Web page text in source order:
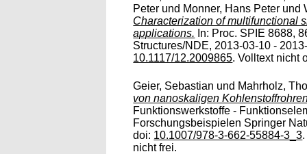
Peter und Monner, Hans Peter und
Characterization of multifunctional
applications. In: Proc. SPIE 8688,
Structures/NDE, 2013-03-10 -
10.1117/12.2009865. Volltext nicht
Geier, Sebastian und Mahrholz,
von nanoskaligen
Funktionswerkstoffe -
Forschungsbeispielen Springer
doi: 10.1007/978-3-662-55884-3_3
nicht frei.